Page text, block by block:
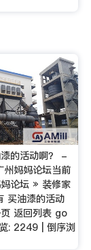
的活动啊？ -
妈妈论坛当前
论坛 » 装修家
买油漆的活动
返回列表 go
: 2249 | 倒序浏